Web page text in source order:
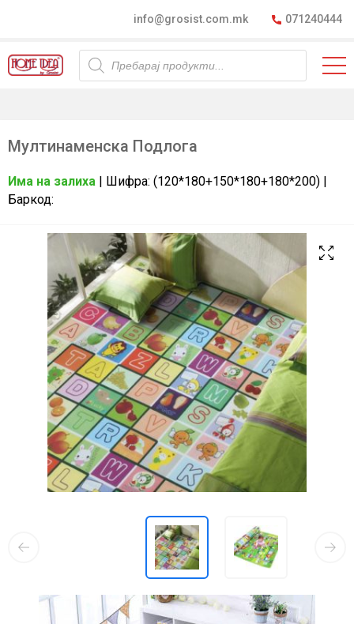
info@grosist.com.mk 071240444
Products
search
Мултинаменска Подлога
Има на залиха | Шифра: (120*180+150*180+180*200) |
Баркод: